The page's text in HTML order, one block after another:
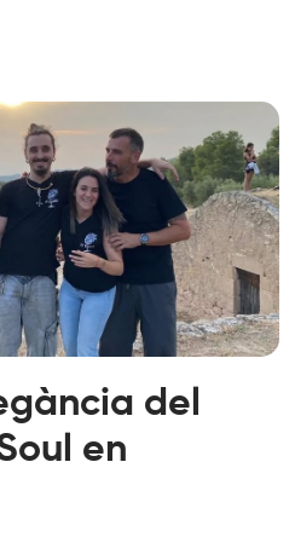
del
en